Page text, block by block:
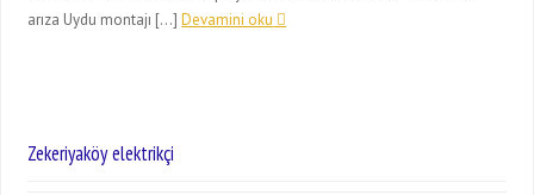
arıza Uydu montajı […]Devamini oku
Zekeriyaköy elektrikçi